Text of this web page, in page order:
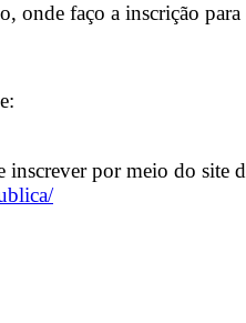
onde faço a inscrição para
inscrever por meio do site